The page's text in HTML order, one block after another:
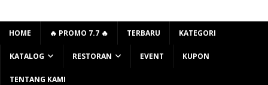
HOME 🔥 PROMO 7.7 🔥 TERBARU KATEGORI
KATALOG RESTORAN EVENT KUPON
TENTANG KAMI